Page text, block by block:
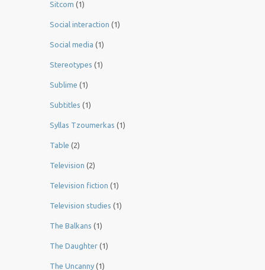
Sitcom (1)
Social interaction (1)
Social media (1)
Stereotypes (1)
Sublime (1)
Subtitles (1)
Syllas Tzoumerkas (1)
Table (2)
Television (2)
Television fiction (1)
Television studies (1)
The Balkans (1)
The Daughter (1)
The Uncanny (1)